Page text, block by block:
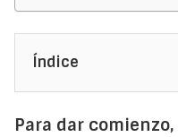
Índice
Para dar